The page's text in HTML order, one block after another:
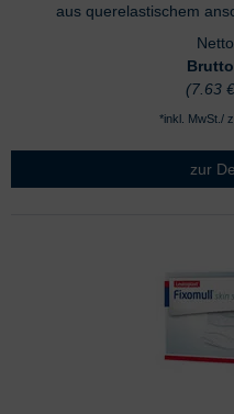
aus querelastischem
Brutto
(7.63
*inkl. MwSt./
zur